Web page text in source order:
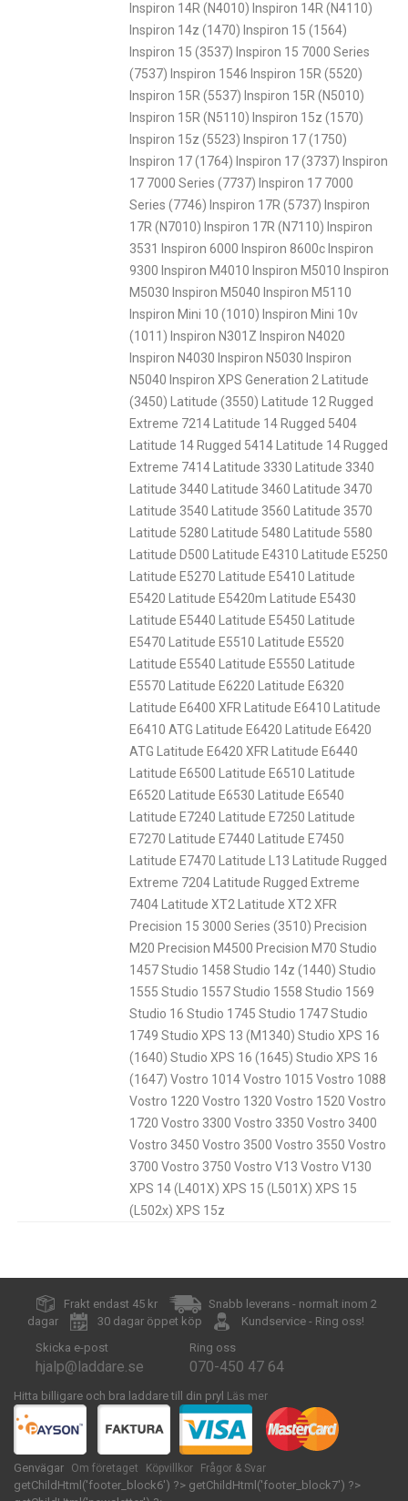
Inspiron 14R (N4010) Inspiron 14R (N4110)
Inspiron 14z (1470) Inspiron 15 (1564)
Inspiron 15 (3537) Inspiron 15 7000 Series
(7537) Inspiron 1546 Inspiron 15R (5520)
Inspiron 15R (5537) Inspiron 15R (N5010)
Inspiron 15R (N5110) Inspiron 15z (1570)
Inspiron 15z (5523) Inspiron 17 (1750)
Inspiron 17 (1764) Inspiron 17 (3737) Inspiron
17 7000 Series (7737) Inspiron 17 7000
Series (7746) Inspiron 17R (5737) Inspiron
17R (N7010) Inspiron 17R (N7110) Inspiron
3531 Inspiron 6000 Inspiron 8600c Inspiron
9300 Inspiron M4010 Inspiron M5010 Inspiron
M5030 Inspiron M5040 Inspiron M5110
Inspiron Mini 10 (1010) Inspiron Mini 10v
(1011) Inspiron N301Z Inspiron N4020
Inspiron N4030 Inspiron N5030 Inspiron
N5040 Inspiron XPS Generation 2 Latitude
(3450) Latitude (3550) Latitude 12 Rugged
Extreme 7214 Latitude 14 Rugged 5404
Latitude 14 Rugged 5414 Latitude 14 Rugged
Extreme 7414 Latitude 3330 Latitude 3340
Latitude 3440 Latitude 3460 Latitude 3470
Latitude 3540 Latitude 3560 Latitude 3570
Latitude 5280 Latitude 5480 Latitude 5580
Latitude D500 Latitude E4310 Latitude E5250
Latitude E5270 Latitude E5410 Latitude
E5420 Latitude E5420m Latitude E5430
Latitude E5440 Latitude E5450 Latitude
E5470 Latitude E5510 Latitude E5520
Latitude E5540 Latitude E5550 Latitude
E5570 Latitude E6220 Latitude E6320
Latitude E6400 XFR Latitude E6410 Latitude
E6410 ATG Latitude E6420 Latitude E6420
ATG Latitude E6420 XFR Latitude E6440
Latitude E6500 Latitude E6510 Latitude
E6520 Latitude E6530 Latitude E6540
Latitude E7240 Latitude E7250 Latitude
E7270 Latitude E7440 Latitude E7450
Latitude E7470 Latitude L13 Latitude Rugged
Extreme 7204 Latitude Rugged Extreme
7404 Latitude XT2 Latitude XT2 XFR
Precision 15 3000 Series (3510) Precision
M20 Precision M4500 Precision M70 Studio
1457 Studio 1458 Studio 14z (1440) Studio
1555 Studio 1557 Studio 1558 Studio 1569
Studio 16 Studio 1745 Studio 1747 Studio
1749 Studio XPS 13 (M1340) Studio XPS 16
(1640) Studio XPS 16 (1645) Studio XPS 16
(1647) Vostro 1014 Vostro 1015 Vostro 1088
Vostro 1220 Vostro 1320 Vostro 1520 Vostro
1720 Vostro 3300 Vostro 3350 Vostro 3400
Vostro 3450 Vostro 3500 Vostro 3550 Vostro
3700 Vostro 3750 Vostro V13 Vostro V130
XPS 14 (L401X) XPS 15 (L501X) XPS 15
(L502x) XPS 15z
Frakt endast 45 kr
Snabb leverans - normalt inom 2
dagar
30 dagar öppet köp
Kundservice - Ring oss!
Skicka e-post
hjalp@laddare.se
Ring oss
070-450 47 64
Hitta billigare och bra laddare till din pryl Läs mer
Genvägar Om företaget Köpvillkor Frågor & Svar
getChildHtml('footer_block6') ?> getChildHtml('footer_block7') ?>